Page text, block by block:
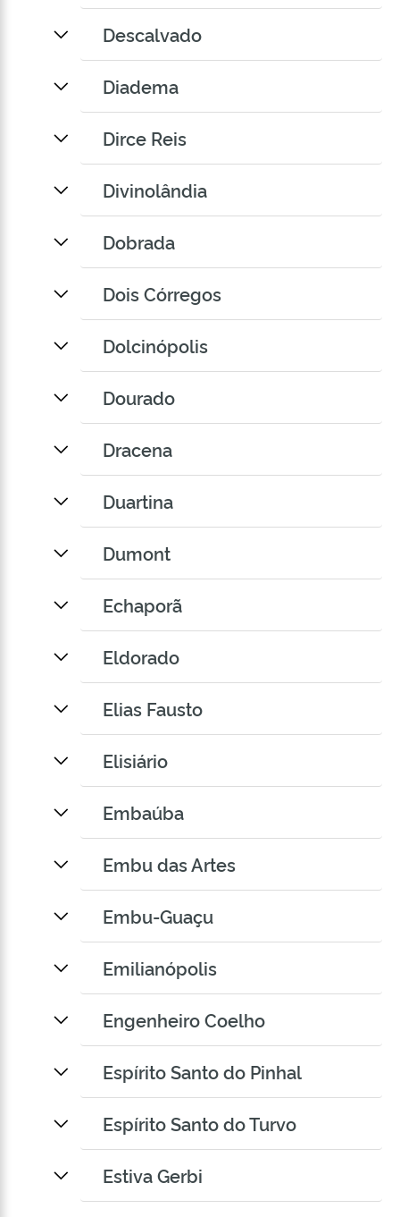
Descalvado
Diadema
Dirce Reis
Divinolândia
Dobrada
Dois Córregos
Dolcinópolis
Dourado
Dracena
Duartina
Dumont
Echaporã
Eldorado
Elias Fausto
Elisiário
Embaúba
Embu das Artes
Embu-Guaçu
Emilianópolis
Engenheiro Coelho
Espírito Santo do Pinhal
Espírito Santo do Turvo
Estiva Gerbi